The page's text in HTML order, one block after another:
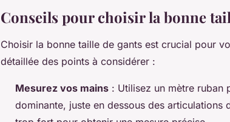
Conseils pour choisir la bonne
Choisir la bonne taille de gants est crucial pour
détaillée des points à considérer :
Mesurez vos mains : Utilisez un mètre ruban
dominante, juste en dessous des